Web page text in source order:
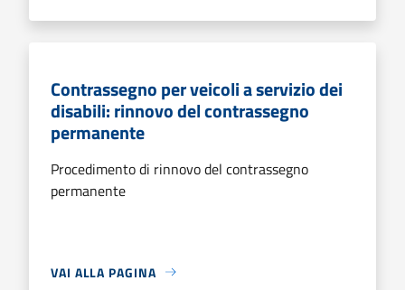
Contrassegno per veicoli a servizio dei
disabili: rinnovo del contrassegno
permanente
Procedimento di rinnovo del contrassegno
permanente
VAI ALLA PAGINA